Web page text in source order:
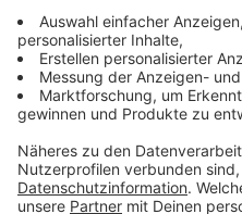
Zum